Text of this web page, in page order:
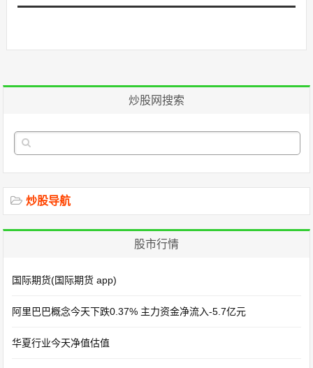
炒股网搜索
炒股导航
股市行情
国际期货(国际期货 app)
阿里巴巴概念今天下跌0.37% 主力资金净流入-5.7亿元
华夏行业今天净值估值